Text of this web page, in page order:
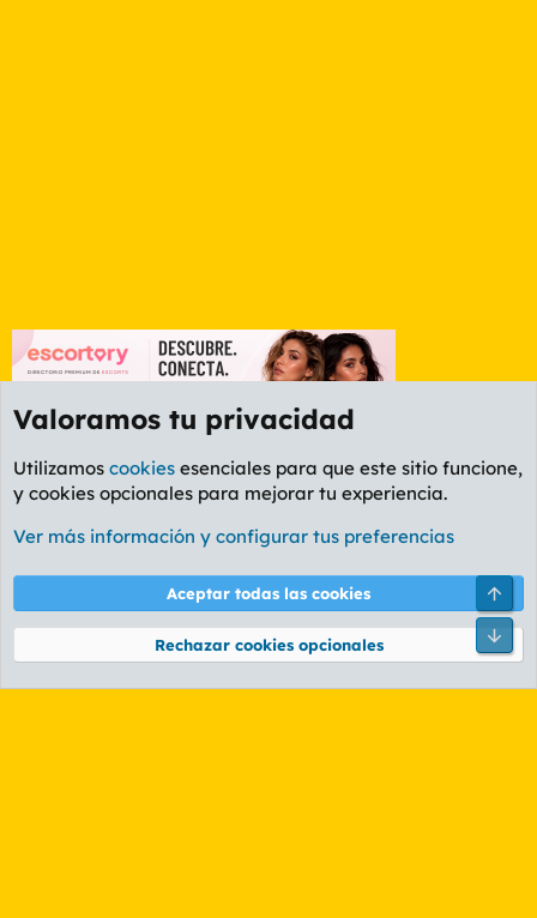
Etiquetas
Cookies
PL OLDSTYLE AMARILLO
Términos y reglas Política de privacidad Ayuda
Community platform by XenForo® © 2010-2026 XenForo Ltd.
Valoramos tu privacidad
Utilizamos cookies esenciales para que este sitio funcione,
y cookies opcionales para mejorar tu experiencia.
Ver más información y configurar tus preferencias
Aceptar todas las cookies
Rechazar cookies opcionales
Pie